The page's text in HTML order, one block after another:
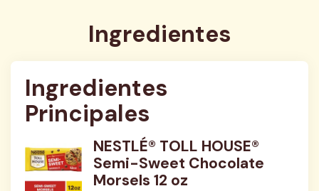
Ingredientes
Ingredientes
Principales
NESTLÉ® TOLL HOUSE®
Semi-Sweet Chocolate
Morsels 12 oz